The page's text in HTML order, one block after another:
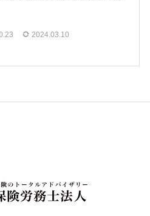
2024.03.10